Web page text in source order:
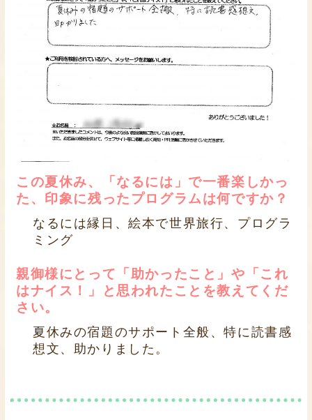
この夏休み、「なるには」で一番楽しかっ
た、印象に残ったプログラムは何ですか？
なるには縁日、絵本で世界旅行、プログラ
ミング
親御様にとって「助かったこと」や「これ
はナイス！」と思われたことを教えてくだ
さい。
夏休みの宿題のサポート全般、特に読書感
想文、助かりました。